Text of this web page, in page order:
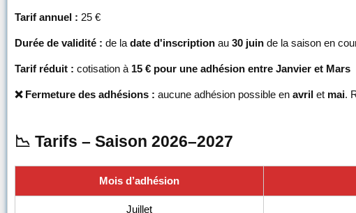
Tarif annuel : 25 €
Durée de validité : de la date d'inscription au 30 juin de la saison en
Tarif réduit : cotisation à 15 € pour une adhésion entre Janvier et Mars
❌ Fermeture des adhésions : aucune adhésion possible en avril et mai.
📉 Tarifs – Saison 2026–2027
Mois d’adhésion
Juillet